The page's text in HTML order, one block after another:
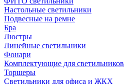
Настольные светильники
Подвесные на ремне
Бра
Люстры
Линейные светильники
Фонари
Комплектующие для светильников
Торшеры
Светильники для офиса и ЖКХ